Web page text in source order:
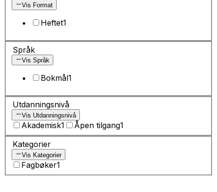
Vis Format
Heftet1
Språk
Vis Språk
Bokmål1
Utdanningsnivå
Vis Utdanningsnivå
Akademisk1 Åpen tilgang1
Kategorier
Vis Kategorier
Fagbøker1